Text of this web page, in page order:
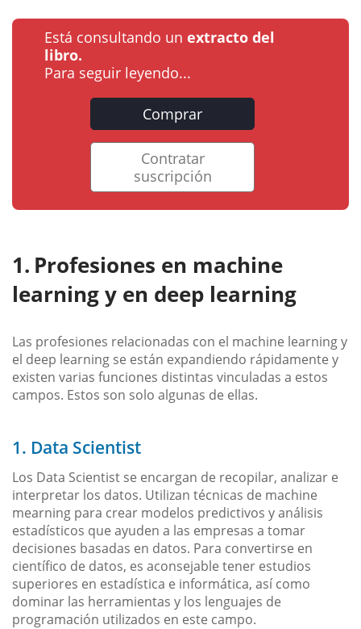
Está consultando un extracto del
libro.
Para seguir leyendo...
Comprar
Contratar
suscripción
Profesiones en machine
learning y en deep learning
Las profesiones relacionadas con el machine learning y
el deep learning se están expandiendo rápidamente y
existen varias funciones distintas vinculadas a estos
campos. Estos son solo algunas de ellas.
1. Data Scientist
Los Data Scientist se encargan de recopilar, analizar e
interpretar los datos. Utilizan técnicas de machine
mearning para crear modelos predictivos y análisis
estadísticos que ayuden a las empresas a tomar
decisiones basadas en datos. Para convertirse en
científico de datos, es aconsejable tener estudios
superiores en estadística e informática, así como
dominar las herramientas y los lenguajes de
programación utilizados en este campo.